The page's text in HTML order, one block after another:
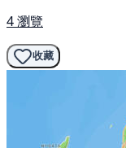
4 瀏覽
收藏